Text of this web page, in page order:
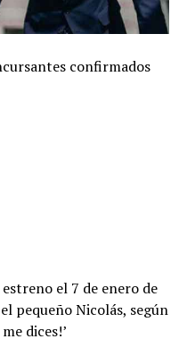
confirmados
el 7 de enero de
pequeño Nicolás, según
dices!’